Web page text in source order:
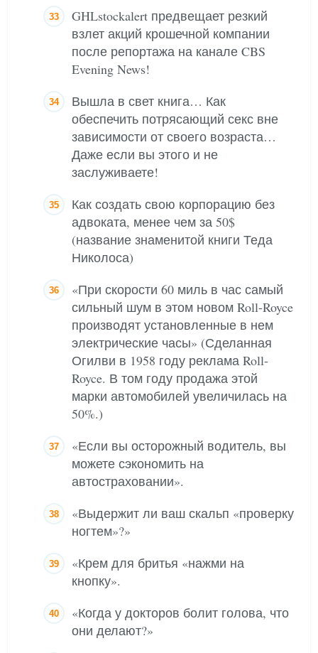
GHLstockalert предвещает резкий
взлет акций крошечной компании
после репортажа на канале CBS
Evening News!
Вышла в свет книга… Как
обеспечить потрясающий секс вне
зависимости от своего возраста…
Даже если вы этого и не
заслуживаете!
Как создать свою корпорацию без
адвоката, менее чем за 50$
(название знаменитой книги Теда
Николоса)
«При скорости 60 миль в час самый
сильный шум в этом новом Roll-Royce
производят установленные в нем
электрические часы» (Сделанная
Огилви в 1958 году реклама Roll-
Royce. В том году продажа этой
марки автомобилей увеличилась на
50%.)
«Если вы осторожный водитель, вы
можете сэкономить на
автостраховании».
«Выдержит ли ваш скальп «проверку
ногтем»?»
«Крем для бритья «нажми на
кнопку».
«Когда у докторов болит голова, что
они делают?»